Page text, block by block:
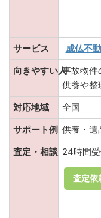
サービス 成仏不
向きやすい人事故物件
供養や整
対応地域 全国
サポート例 供養・遺
査定・相談 24時間
査定依